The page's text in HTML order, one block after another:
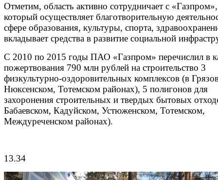
Отметим, область активно сотрудничает с «Газпром»,
который осуществляет благотворительную
сфере образования, культуры, спорта,
вкладывает средства в развитие социальной
С 2010 по 2015 годы ПАО «Газпром» перечислил в
пожертвования 790 млн рублей на строительство 3
физкультурно-оздоровительных комплексов (в
Нюксенском, Тотемском районах), 5 полигонов для
захоронения строительных и твердых бытовых
Бабаевском, Кадуйском, Устюженском, Тотемском,
Междуреченском районах).
13.34